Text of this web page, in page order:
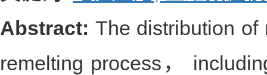
Abstract: The distribution of
remelting process，